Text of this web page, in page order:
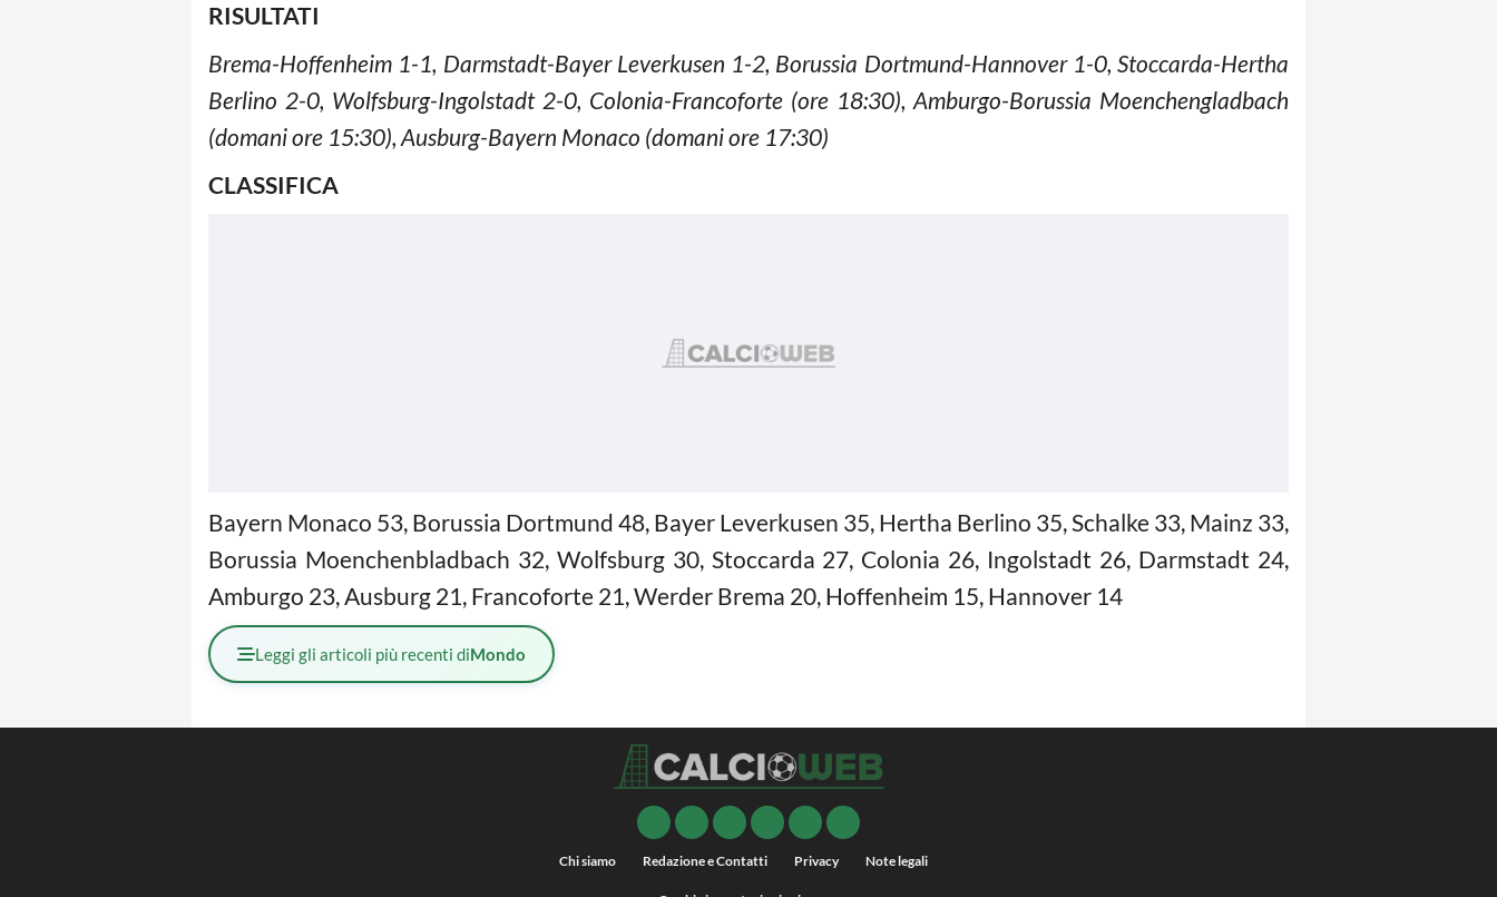
RISULTATI
Brema-Hoffenheim 1-1, Darmstadt-Bayer Leverkusen 1-2, Borussia Dortmund-Hannover 1-0, Stoccarda-Hertha
Berlino 2-0, Wolfsburg-Ingolstadt 2-0, Colonia-Francoforte (ore 18:30), Amburgo-Borussia Moenchengladbach
(domani ore 15:30), Ausburg-Bayern Monaco (domani ore 17:30)
CLASSIFICA
Bayern Monaco 53, Borussia Dortmund 48, Bayer Leverkusen 35, Hertha Berlino 35, Schalke 33, Mainz 33,
Borussia Moenchenbladbach 32, Wolfsburg 30, Stoccarda 27, Colonia 26, Ingolstadt 26, Darmstadt 24,
Amburgo 23, Ausburg 21, Francoforte 21, Werder Brema 20, Hoffenheim 15, Hannover 14
Leggi gli articoli più recenti diMondo
Chi siamo Redazione e Contatti Privacy Note legali